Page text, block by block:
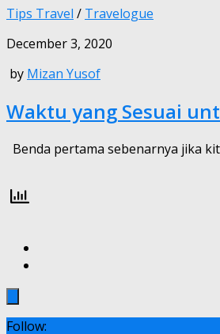
Tips Travel / Travelogue
December 3, 2020
by Mizan Yusof
Waktu yang Sesuai
Benda pertama sebenarnya jika
Follow: